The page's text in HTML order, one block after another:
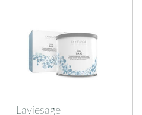
Laviesage